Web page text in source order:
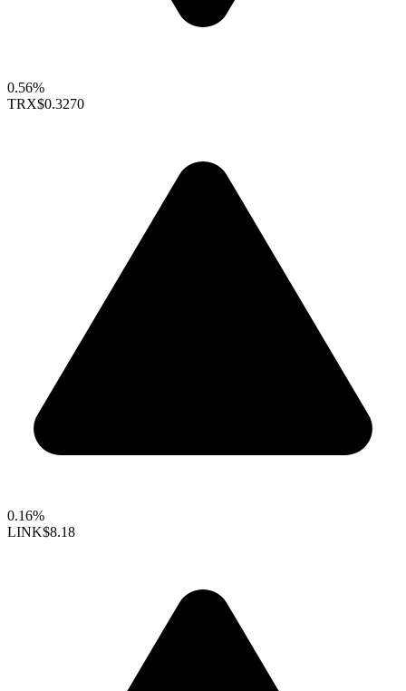
0.56%
TRX$0.3270
0.16%
LINK$8.18